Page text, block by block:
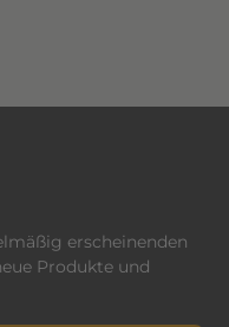
erscheinenden
Produkte und